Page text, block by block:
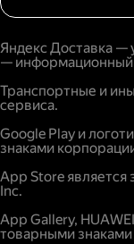
Яндекс Доставка —
— информационный
Транспортные и
сервиса.
Google Play и
знаками
App Store
Inc.
App Gallery,
товарными